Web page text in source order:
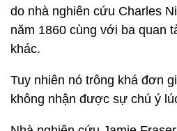
do nhà nghiên cứu Charles
năm 1860 cùng với ba quan
khác.
Tuy nhiên nó trông khá đơn
không nhận được sự chú ý